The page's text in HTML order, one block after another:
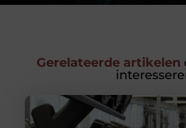
Gerelateerde artikelen